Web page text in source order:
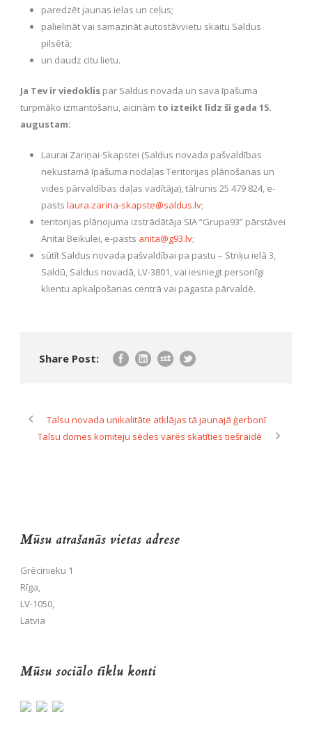
paredzēt jaunas ielas un ceļus;
palielināt vai samazināt autostāvvietu skaitu Saldus
pilsētā;
un daudz citu lietu.
Ja Tev ir viedoklis par Saldus novada un sava īpašuma
turpmāko izmantošanu, aicinām to izteikt līdz šī gada 15.
augustam:
Laurai Zariņai-Skapstei (Saldus novada pašvaldības
nekustamā īpašuma nodaļas Teritorijas plānošanas un
vides pārvaldības daļas vadītāja), tālrunis 25 479 824, e-
pasts laura.zarina-skapste@saldus.lv;
teritorijas plānojuma izstrādātāja SIA “Grupa93” pārstāvei
Anitai Beikulei, e-pasts anita@g93.lv;
sūtīt Saldus novada pašvaldībai pa pastu – Striķu ielā 3,
Saldū, Saldus novadā, LV-3801, vai iesniegt personīgi
klientu apkalpošanas centrā vai pagasta pārvaldē.
Share Post:
Talsu novada unikalitāte atklājas tā jaunajā ģerbonī
Talsu domes komiteju sēdes varēs skatīties tiešraidē
Mūsu atrašanās vietas adrese
Grēcinieku 1
Rīga,
LV-1050,
Latvia
Mūsu sociālo tīklu konti